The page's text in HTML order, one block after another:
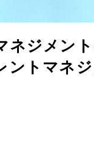
ネジメン
ントマネ